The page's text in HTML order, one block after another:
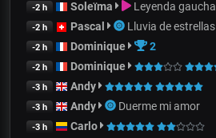
-2 h Soleïma Leyenda gaucha
-2 h Pascal Lluvia de estrellas
-2 h Dominique 2
-2 h Dominique
-3 h Andy
-3 h Andy Duerme mi amor
-3 h Carlo